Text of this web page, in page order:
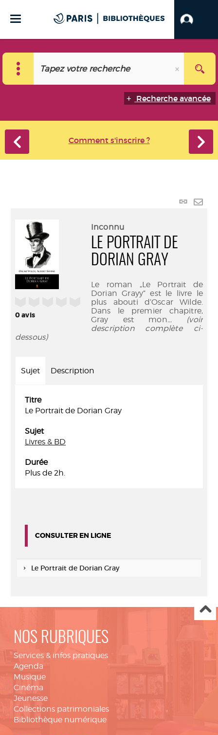
Recherche avancée
Comment s'inscrire ?
Lien
0avis
Inconnu
LE PORTRAIT DE
DORIAN GRAY
Le roman „Le Portrait de
Dorian Grayy” est le livre le
plus abouti d’Oscar Wilde.
Dans le premier chapitre,
Gray est mon... (voir
description complète ci-
dessous)
Sujet Description
Titre
Le Portrait de Dorian Gray
Sujet
Livres & BD
Durée
Plus de 2h.
CONSULTER EN LIGNE
Le Portrait de Dorian Gray
NOS RUBRIQUES
Services & infos pratiques
Agenda
Musique
Cinéma
Jeunesse
Collections patrimoniales
Bibliothèque numérique